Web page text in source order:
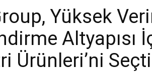
Yüksek
Altyapısı
Ürünleri’ni Seçti